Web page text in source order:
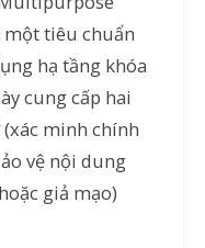
một tiêu chuẩn
hạ tầng khóa
cung cấp hai
minh chính
vệ nội dung
giả mạo)